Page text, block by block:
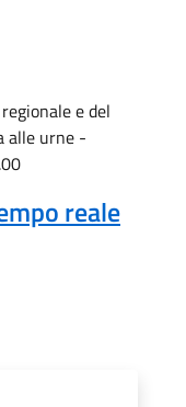
e del
alle urne -
reale